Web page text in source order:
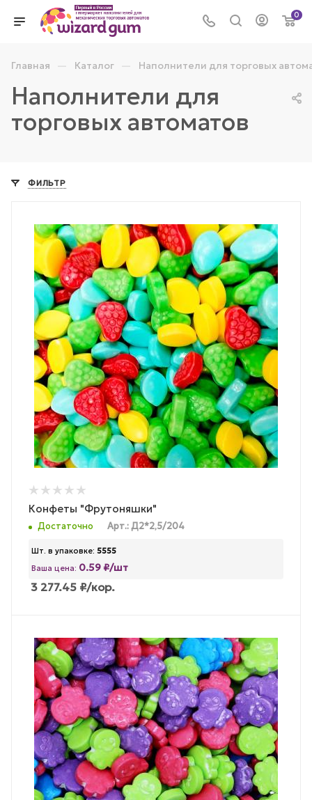
0
Главная — Каталог — Наполнители для торговых
Наполнители для
торговых автоматов
ФИЛЬТР
Конфеты "Фрутоняшки"
Достаточно Арт.: Д2*2,5/204
Шт. в упаковке: 5555
Ваша цена: 0.59 ₽/шт
3 277.45 ₽/кор.